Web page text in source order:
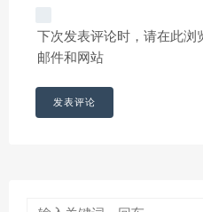
下次发表评论时，请在此
邮件和网站